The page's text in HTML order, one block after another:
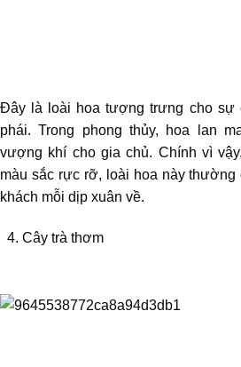
Đây là loài hoa tượng trưng cho sự
phái. Trong phong thủy, hoa lan
vượng khí cho gia chủ. Chính vì
màu sắc rực rỡ, loài hoa này
khách mỗi dịp xuân về.
4. Cây trà thơm